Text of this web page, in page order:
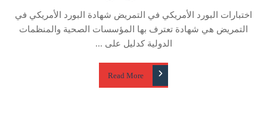
اختبارات البورد الأمريكي في التمريض شهادة البورد الأمريكي في
التمريض هي شهادة تعترف بها المؤسسات الصحية والمنظمات
الدولية كدليل على ...
Read More